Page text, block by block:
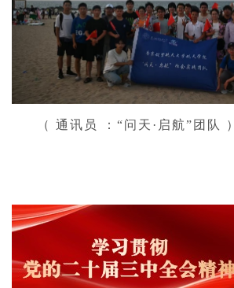
（ 通讯员 ：“问天·启航”团队 ）